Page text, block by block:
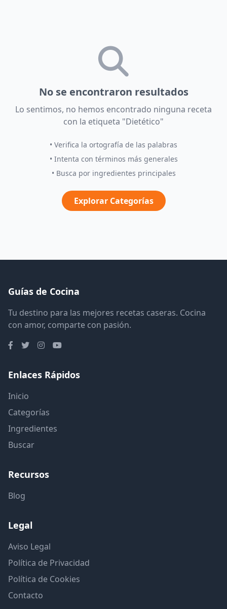
No se encontraron resultados
Lo sentimos, no hemos encontrado ninguna receta
con la etiqueta "Dietético"
• Verifica la ortografía de las palabras
• Intenta con términos más generales
• Busca por ingredientes principales
Explorar Categorías
Guías de Cocina
Tu destino para las mejores recetas caseras. Cocina
con amor, comparte con pasión.
Enlaces Rápidos
Inicio
Categorías
Ingredientes
Buscar
Recursos
Blog
Legal
Aviso Legal
Política de Privacidad
Política de Cookies
Contacto